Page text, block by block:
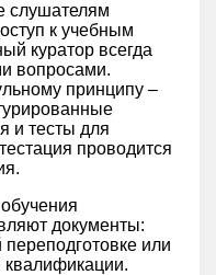
слушателям
к учебным
куратор всегда
вопросами.
принципу –
и тесты для
проводится
документы:
или